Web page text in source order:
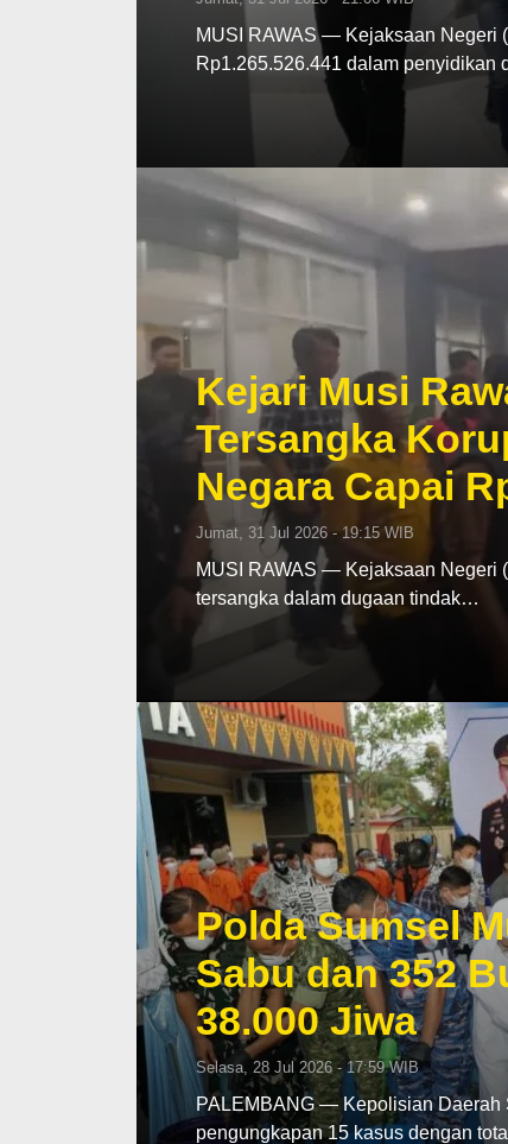
MUSI RAWAS — Kejaksaan Negeri
Rp1.265.526.441 dalam penyidikan
Kejari Musi
Tersangka
Negara Capai
Jumat, 31 Jul 2026 - 19:15 WIB
MUSI RAWAS — Kejaksaan Negeri
tersangka dalam dugaan tindak…
Polda Sumsel
Sabu dan 352
38.000 Jiwa
Selasa, 28 Jul 2026 - 17:59 WIB
PALEMBANG — Kepolisian Daerah
pengungkapan 15 kasus dengan